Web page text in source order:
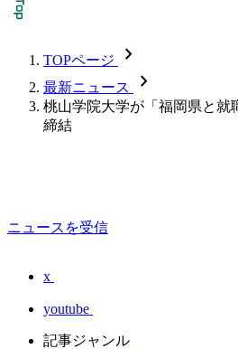
TOPページ chevron_forward
最新ニュース chevron_forward
桃山学院大学が「福岡県と就
締結
ニュースを受信
x
youtube
記事ジャンル